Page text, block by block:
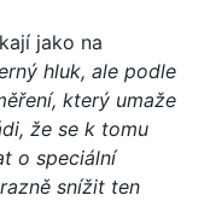
jako na
hluk, ale podle
který umaže
že se k tomu
o speciální
snížit ten